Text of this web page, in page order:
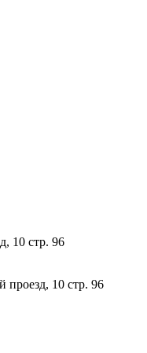
10 стр. 96
10 стр. 96